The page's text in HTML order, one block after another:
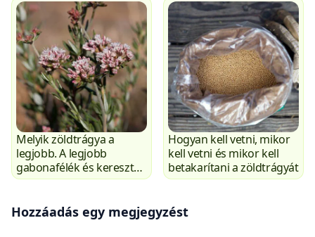
Melyik zöldtrágya a
legjobb. A legjobb
gabonafélék és keresztes
virágúak áttekintése.
Hogyan kell vetni, mikor
kell vetni és mikor kell
betakarítani a zöldtrágyát
Hozzáadás egy megjegyzést